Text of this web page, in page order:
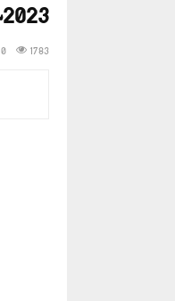
2023سے نافذ
0 1783